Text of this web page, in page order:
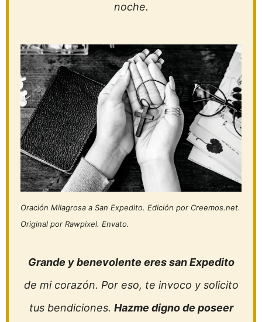
noche.
Oración Milagrosa a San Expedito. Edición por Creemos.net.
Original por Rawpixel. Envato.
Grande y benevolente eres san Expedito
de mi corazón. Por eso, te invoco y solicito
tus bendiciones. Hazme digno de poseer